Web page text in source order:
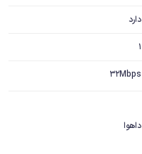
دارد
1
32Mbps
داهوا